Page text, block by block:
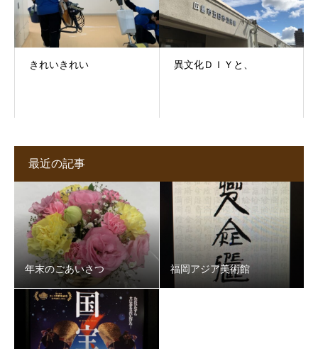
きれいきれい 異文化ＤＩＹと、
最近の記事
年末のごあいさつ 福岡アジア美術館